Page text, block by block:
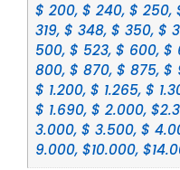
$ 200, $ 240, $ 250,
319, $ 348, $ 350, $
500, $ 523, $ 600, $
800, $ 870, $ 875, $
$ 1.200, $ 1.265, $
$ 1.690, $ 2.000,
3.000, $ 3.500, $
9.000, $10.000,